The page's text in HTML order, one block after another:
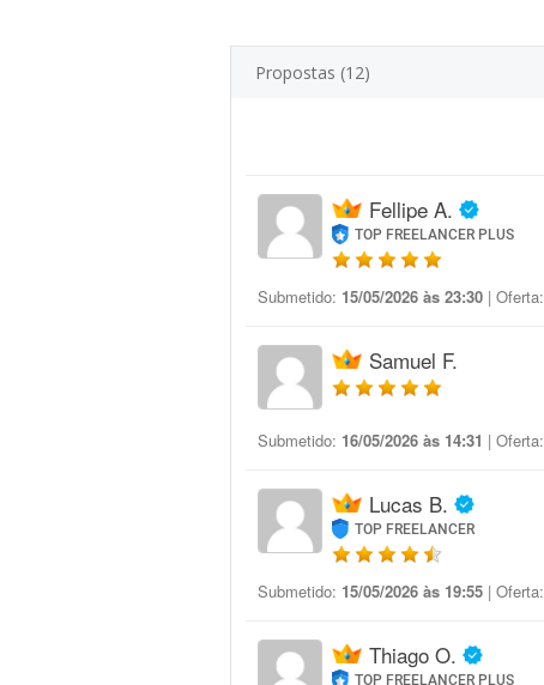
Propostas (12)
Fellipe A.
TOP FREELANCER PLUS
Submetido: 15/05/2026 às 23:30 | Oferta:
Samuel F.
Submetido: 16/05/2026 às 14:31 | Oferta:
Lucas B.
TOP FREELANCER
Submetido: 15/05/2026 às 19:55 | Oferta:
Thiago O.
TOP FREELANCER PLUS